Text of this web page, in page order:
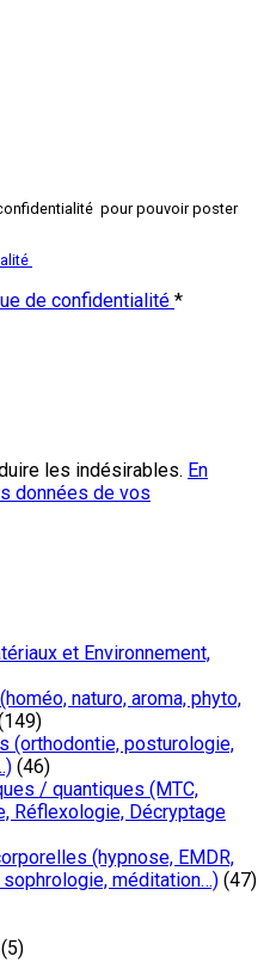
pour pouvoir poster
de confidentialité *
les indésirables. En
données de vos
et Environnement,
naturo, aroma, phyto,
(orthodontie, posturologie,
(46)
/ quantiques (MTC,
Réflexologie, Décryptage
(hypnose, EMDR,
méditation…) (47)
(5)